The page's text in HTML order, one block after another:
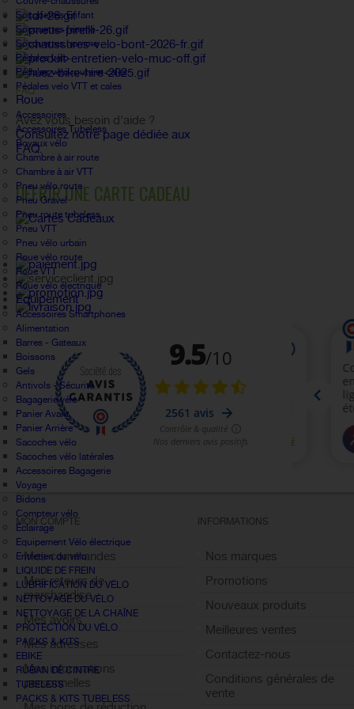
Socquettes Enfant
Socquettes femme
Socquettes homme
Pédales vélo
Pédales velo route et cales
Pédales velo VTT et cales
Roue
Accessoires
Accessoires Tubeless
Boyaux vélo
Chambre à air route
Chambre à air VTT
Pneu vélo route
Pneu Gravel
Pneu route tubeless
Pneu VTT
Pneu vélo urbain
Roue vélo route
Roue VTT
Roue vélo électrique
Équipement
Accessoires Smartphones
Alimentation
Barres - Gateaux
Boissons
Gels
Antivols - Sécurité
Bagagerie vélo
Panier Avant
Panier Arrière
Sacoches vélo
Sacoches vélo latérales
Accessoires Bagagerie
Voyage
Bidons
Compteur vélo
Éclairage
Equipement Vélo électrique
Entretien du vélo
LIQUIDE DE FREIN
LUBRIFICATION DU VÉLO
NETTOYAGE DU VÉLO
NETTOYAGE DE LA CHAÎNE
PROTECTION DU VÉLO
PACKS & KITS
EBIKE
RUBAN DE CINTRE
TUBELESS
PACKS & KITS TUBELESS
FAQ
Avez vous besoin d'aide ?
Consultez notre page dédiée aux
FAQ.
OFFRIR UNE CARTE CADEAU
MON COMPTE
Mes commandes
Mes retours de
marchandise
Mes avoirs
Mes adresses
Mes informations
personnelles
INFORMATIONS
Nos marques
Promotions
Nouveaux produits
Meilleures ventes
Contactez-nous
Conditions générales de
vente